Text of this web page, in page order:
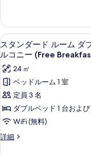
す
べ
て
の
写
真
を
表
示
す
の
詳
細
シ
ン
グ
ル
ベ
ッ
ド
2
台
(Free
ー
ド
ル
ー
ム
シ
ン
グ
ル
ベ
ド
2
台
ス
タ
ン
ダ
ー
ド
ル
ー
13
スタンダード ルーム ダ
ルコニー (Free
24 ㎡
ベッドルーム 1 室
定員 3 名
ダブルベッド 1 台およ
WiFi (無料)
詳細
ス